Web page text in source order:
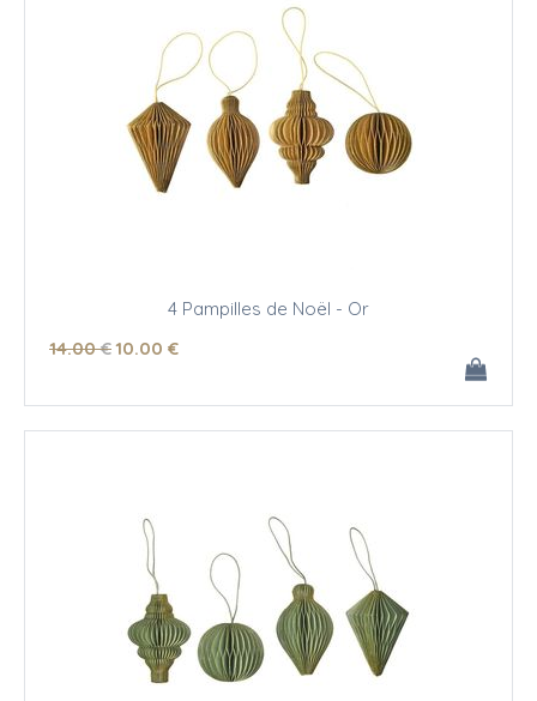
4 Pampilles de Noël - Or
14.00 €10.00 €